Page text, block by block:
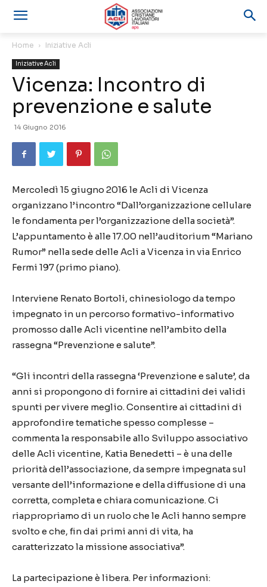
Home Iniziative Acli
Iniziative Acli
Vicenza: Incontro di
prevenzione e salute
14 Giugno 2016
Mercoledì 15 giugno 2016 le Acli di Vicenza
organizzano l’incontro “Dall’organizzazione cellulare
le fondamenta per l’organizzazione della società”.
L’appuntamento è alle 17.00 nell’auditorium “Mariano
Rumor” nella sede delle Acli a Vicenza in via Enrico
Fermi 197 (primo piano).
Interviene Renato Bortoli, chinesiologo da tempo
impegnato in un percorso formativo-informativo
promosso dalle Acli vicentine nell’ambito della
rassegna “Prevenzione e salute”.
“Gli incontri della rassegna ‘Prevenzione e salute’, da
anni si propongono di fornire ai cittadini dei validi
spunti per vivere meglio. Consentire ai cittadini di
approfondire tematiche spesso complesse –
commenta la responsabile allo Sviluppo associativo
delle Acli vicentine, Katia Benedetti – è una delle
priorità dell’associazione, da sempre impegnata sul
versante dell’informazione e della diffusione di una
corretta, completa e chiara comunicazione. Ci
riappropriamo di un ruolo che le Acli hanno sempre
svolto e che, fin dai primi anni di vita, ha
caratterizzato la missione associativa”.
La partecipazione è libera. Per informazioni: